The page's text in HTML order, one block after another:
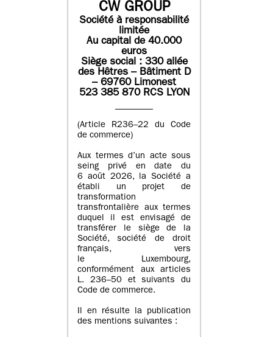
CW GROUP
Société à responsabilité
limitée
Au capital de 40.000
euros
Siège social : 330 allée
des Hêtres – Bâtiment D
– 69760 Limonest
523 385 870 RCS LYON
(Article R236–22 du Code
de commerce)
Aux termes d’un acte sous
seing privé en date du
6 août 2026, la Société a
établi un projet de
transformation
transfrontalière aux termes
duquel il est envisagé de
transférer le siège de la
Société, société de droit
français, vers
le Luxembourg,
conformément aux articles
L. 236–50 et suivants du
Code de commerce.
Il en résulte la publication
des mentions suivantes :